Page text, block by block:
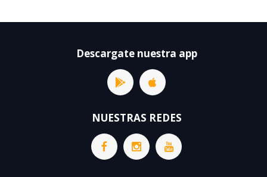
Descargate nuestra app
NUESTRAS REDES